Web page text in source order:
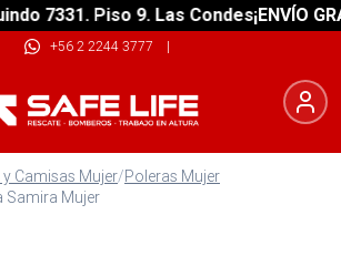
7331. Piso 9. Las Condes¡ENVÍO
+56 2 2244 3777 |
Camisas Mujer/Poleras Mujer
Samira Mujer